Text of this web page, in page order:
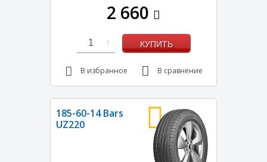
2 660
1 КУПИТЬ
В избранное В сравнение
185-60-14 Bars
UZ220